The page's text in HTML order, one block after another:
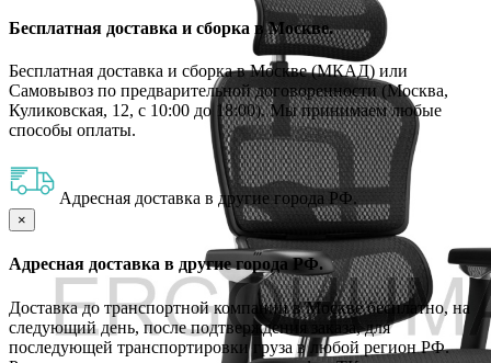
Бесплатная доставка и сборка в Москве.
Бесплатная доставка и сборка в Москве (МКАД) или
Самовывоз по предварительной договоренности (Москва,
Куликовская, 12, с 10:00 до 18:00). Мы принимаем любые
способы оплаты.
Адресная доставка в другие города РФ.
×
Адресная доставка в другие города РФ.
Доставка до транспортной компании в Москве бесплатно, на
следующий день, после подтверждения заказа, для
последующей транспортировки груза в любой регион РФ.